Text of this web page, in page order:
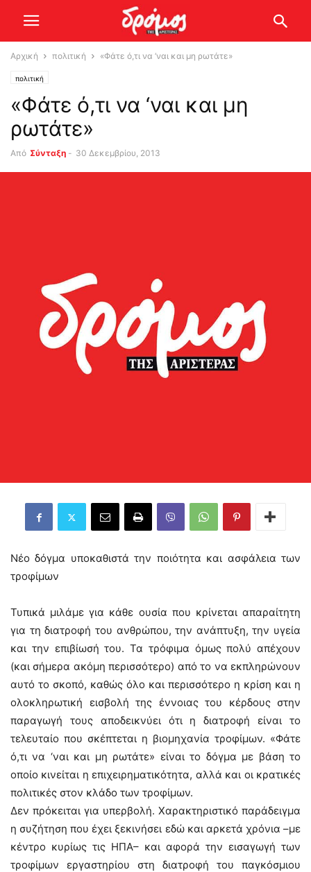
Αρχική πολιτική «Φάτε ό,τι να ‘ναι και μη ρωτάτε»
πολιτική
«Φάτε ό,τι να ‘ναι και μη
ρωτάτε»
Από Σύνταξη - 30 Δεκεμβρίου, 2013
Νέο δόγμα υποκαθιστά την ποιότητα και ασφάλεια των
τροφίμων
Τυπικά μιλάμε για κάθε ουσία που κρίνεται απαραίτητη
για τη διατροφή του ανθρώπου, την ανάπτυξη, την υγεία
και την επιβίωσή του. Τα τρόφιμα όμως πολύ απέχουν
(και σήμερα ακόμη περισσότερο) από το να εκπληρώνουν
αυτό το σκοπό, καθώς όλο και περισσότερο η κρίση και η
ολοκληρωτική εισβολή της έννοιας του κέρδους στην
παραγωγή τους αποδεικνύει ότι η διατροφή είναι το
τελευταίο που σκέπτεται η βιομηχανία τροφίμων. «Φάτε
ό,τι να ‘ναι και μη ρωτάτε» είναι το δόγμα με βάση το
οποίο κινείται η επιχειρηματικότητα, αλλά και οι κρατικές
πολιτικές στον κλάδο των τροφίμων.
Δεν πρόκειται για υπερβολή. Χαρακτηριστικό παράδειγμα
η συζήτηση που έχει ξεκινήσει εδώ και αρκετά χρόνια –με
κέντρο κυρίως τις ΗΠΑ– και αφορά την εισαγωγή των
τροφίμων εργαστηρίου στη διατροφή του παγκόσμιου